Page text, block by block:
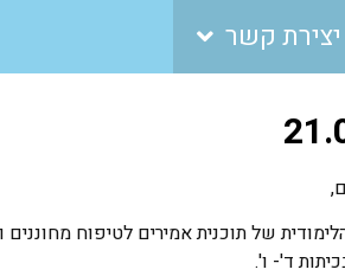
יצירת קשר
של תוכנית אמירים לטיפוח